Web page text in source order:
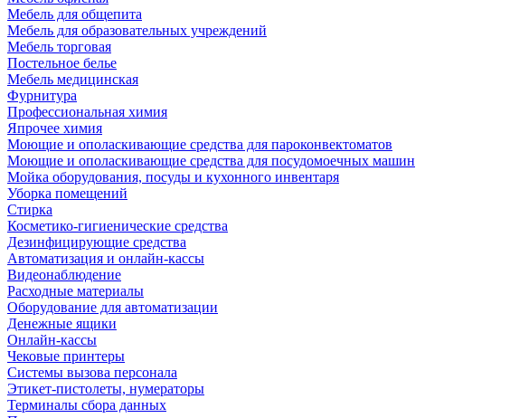
Мебель для общепита
Мебель для образовательных учреждений
Мебель торговая
Постельное белье
Мебель медицинская
Фурнитура
Профессиональная химия
Япрочее химия
Моющие и ополаскивающие средства для пароконвектоматов
Моющие и ополаскивающие средства для посудомоечных машин
Мойка оборудования, посуды и кухонного инвентаря
Уборка помещений
Стирка
Косметико-гигиенические средства
Дезинфицирующие средства
Автоматизация и онлайн-кассы
Видеонаблюдение
Расходные материалы
Оборудование для автоматизации
Денежные ящики
Онлайн-кассы
Чековые принтеры
Системы вызова персонала
Этикет-пистолеты, нумераторы
Терминалы сбора данных